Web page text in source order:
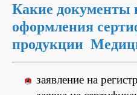
Какие документы
оформления
продукции
заявление на